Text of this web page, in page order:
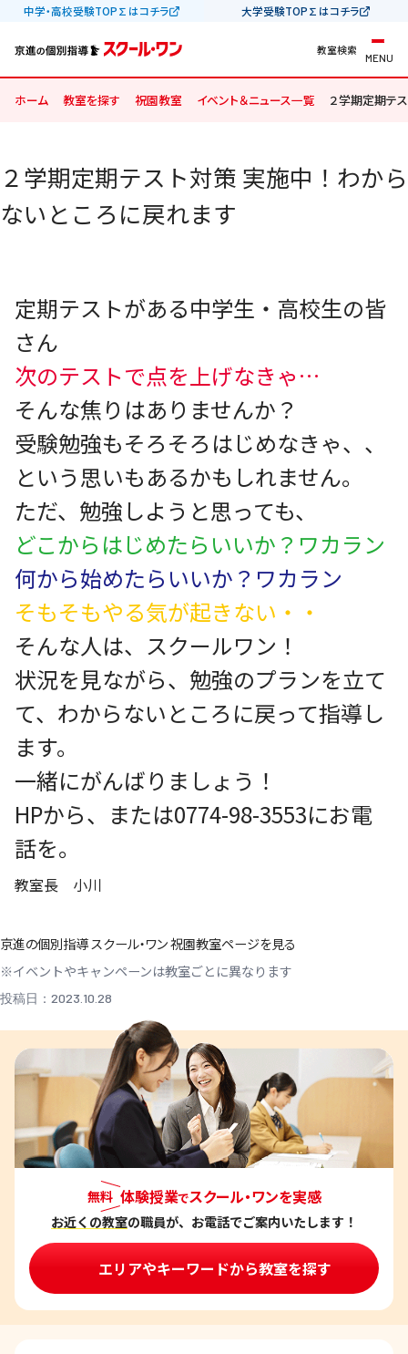
中学・高校受験TOP∑はコチラ 大学受験TOP∑はコチラ
教室検索
MENU
ホーム 教室を探す 祝園教室 イベント＆ニュース一覧 ２学期定期テ
２学期定期テスト対策 実施中！わから
ないところに戻れます
定期テストがある中学生・高校生の皆
さん
次のテストで点を上げなきゃ…
そんな焦りはありませんか？
受験勉強もそろそろはじめなきゃ、、
という思いもあるかもしれません。
ただ、勉強しようと思っても、
どこからはじめたらいいか？ワカラン
何から始めたらいいか？ワカラン
そもそもやる気が起きない・・
そんな人は、スクールワン！
状況を見ながら、勉強のプランを立て
て、わからないところに戻って指導し
ます。
一緒にがんばりましょう！
HPから、または0774-98-3553にお電
話を。
教室長 小川
京進の個別指導 スクール・ワン 祝園教室ページを見る
※イベントやキャンペーンは教室ごとに異なります
投稿日：2023.10.28
無料 体験授業でスクール・ワンを実感
お近くの教室の職員が、お電話でご案内いたします！
エリアやキーワードから教室を探す